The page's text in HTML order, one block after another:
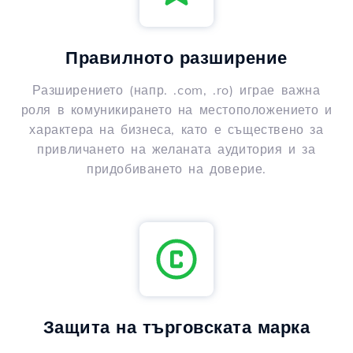
Правилното разширение
Разширението (напр. .com, .ro) играе важна
роля в комуникирането на местоположението и
характера на бизнеса, като е съществено за
привличането на желаната аудитория и за
придобиването на доверие.
Защита на търговската марка